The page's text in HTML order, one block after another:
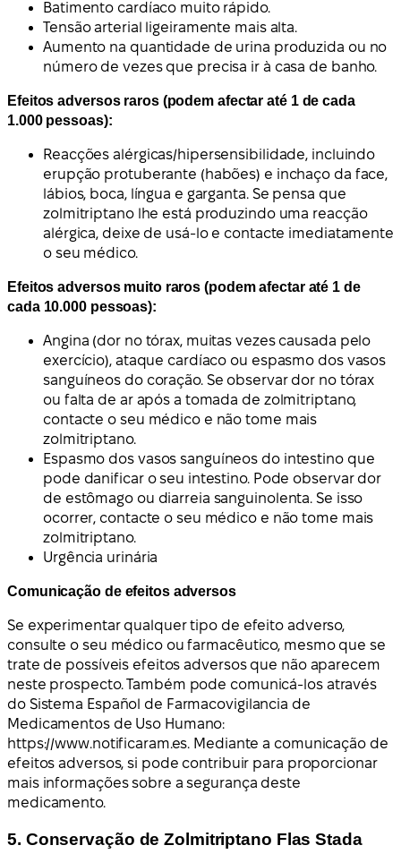
Batimento cardíaco muito rápido.
Tensão arterial ligeiramente mais alta.
Aumento na quantidade de urina produzida ou no
número de vezes que precisa ir à casa de banho.
Efeitos adversos raros (podem afectar até 1 de cada
1.000 pessoas):
Reacções alérgicas/hipersensibilidade, incluindo
erupção protuberante (habões) e inchaço da face,
lábios, boca, língua e garganta. Se pensa que
zolmitriptano lhe está produzindo uma reacção
alérgica, deixe de usá-lo e contacte imediatamente
o seu médico.
Efeitos adversos muito raros (podem afectar até 1 de
cada 10.000 pessoas):
Angina (dor no tórax, muitas vezes causada pelo
exercício), ataque cardíaco ou espasmo dos vasos
sanguíneos do coração. Se observar dor no tórax
ou falta de ar após a tomada de zolmitriptano,
contacte o seu médico e não tome mais
zolmitriptano.
Espasmo dos vasos sanguíneos do intestino que
pode danificar o seu intestino. Pode observar dor
de estômago ou diarreia sanguinolenta. Se isso
ocorrer, contacte o seu médico e não tome mais
zolmitriptano.
Urgência urinária
Comunicação de efeitos adversos
Se experimentar qualquer tipo de efeito adverso,
consulte o seu médico ou farmacêutico, mesmo que se
trate de possíveis efeitos adversos que não aparecem
neste prospecto. Também pode comunicá-los através
do Sistema Español de Farmacovigilancia de
Medicamentos de Uso Humano:
https://www.notificaram.es. Mediante a comunicação de
efeitos adversos, si pode contribuir para proporcionar
mais informações sobre a segurança deste
medicamento.
5. Conservação de Zolmitriptano Flas Stada